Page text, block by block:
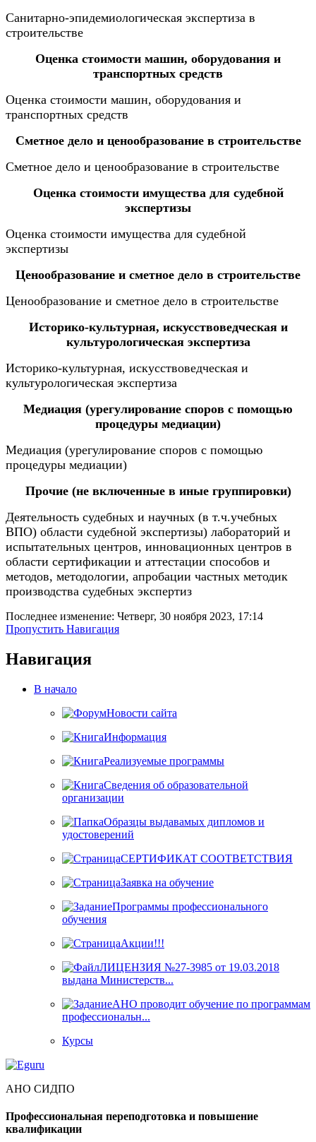
Санитарно-эпидемиологическая экспертиза в
строительстве
Оценка стоимости машин, оборудования и
транспортных средств
Оценка стоимости машин, оборудования и
транспортных средств
Сметное дело и ценообразование в строительстве
Сметное дело и ценообразование в строительстве
Оценка стоимости имущества для судебной
экспертизы
Оценка стоимости имущества для судебной
экспертизы
Ценообразование и сметное дело в строительстве
Ценообразование и сметное дело в строительстве
Историко-культурная, искусствоведческая и
культурологическая экспертиза
Историко-культурная, искусствоведческая и
культурологическая экспертиза
Медиация (урегулирование споров с помощью
процедуры медиации)
Медиация (урегулирование споров с помощью
процедуры медиации)
Прочие (не включенные в иные группировки)
Деятельность судебных и научных (в т.ч.учебных
ВПО) области судебной экспертизы) лабораторий и
испытательных центров, инновационных центров в
области сертификации и аттестации способов и
методов, методологии, апробации частных методик
производства судебных экспертиз
Последнее изменение: Четверг, 30 ноября 2023, 17:14
Пропустить Навигация
Навигация
В начало
Новости сайта
Информация
Реализуемые программы
Сведения об образовательной
организации
Образцы выдавамых дипломов и
удостоверений
СЕРТИФИКАТ СООТВЕТСТВИЯ
Заявка на обучение
Программы профессионального
обучения
Акции!!!
ЛИЦЕНЗИЯ №27-3985 от 19.03.2018
выдана Министерств...
АНО проводит обучение по программам
профессиональн...
Курсы
АНО СИДПО
Профессиональная переподготовка и повышение
квалификации